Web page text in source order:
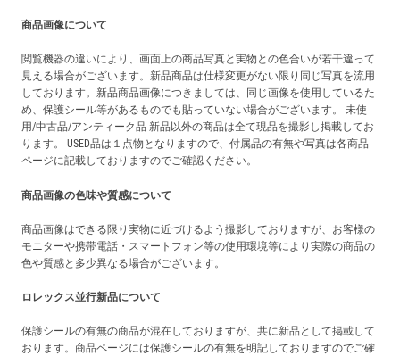
商品画像について
閲覧機器の違いにより、画面上の商品写真と実物との色合いが若干違って
見える場合がございます。新品商品は仕様変更がない限り同じ写真を流用
しております。新品商品画像につきましては、同じ画像を使用しているた
め、保護シール等があるものでも貼っていない場合がございます。 未使
用/中古品/アンティーク品 新品以外の商品は全て現品を撮影し掲載してお
ります。 USED品は１点物となりますので、付属品の有無や写真は各商品
ページに記載しておりますのでご確認ください。
商品画像の色味や質感について
商品画像はできる限り実物に近づけるよう撮影しておりますが、お客様の
モニターや携帯電話・スマートフォン等の使用環境等により実際の商品の
色や質感と多少異なる場合がございます。
ロレックス並行新品について
保護シールの有無の商品が混在しておりますが、共に新品として掲載して
おります。商品ページには保護シールの有無を明記しておりますのでご確